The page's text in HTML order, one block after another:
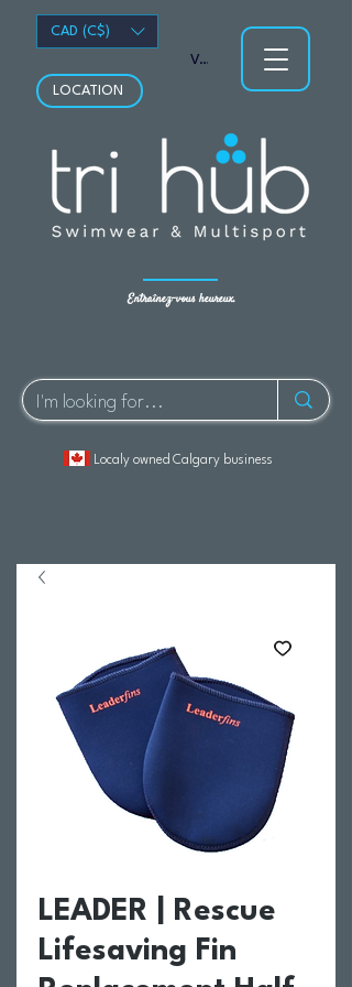
Entraînez-vous heureux.
LOCATION
Localy owned Calgary business
Voir les points
CAD (C$)
LEADER | Rescue
Lifesaving Fin